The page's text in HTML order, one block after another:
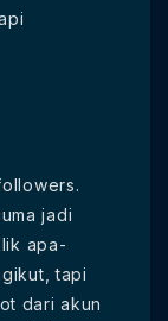
jadi
apa-
tapi
dari akun